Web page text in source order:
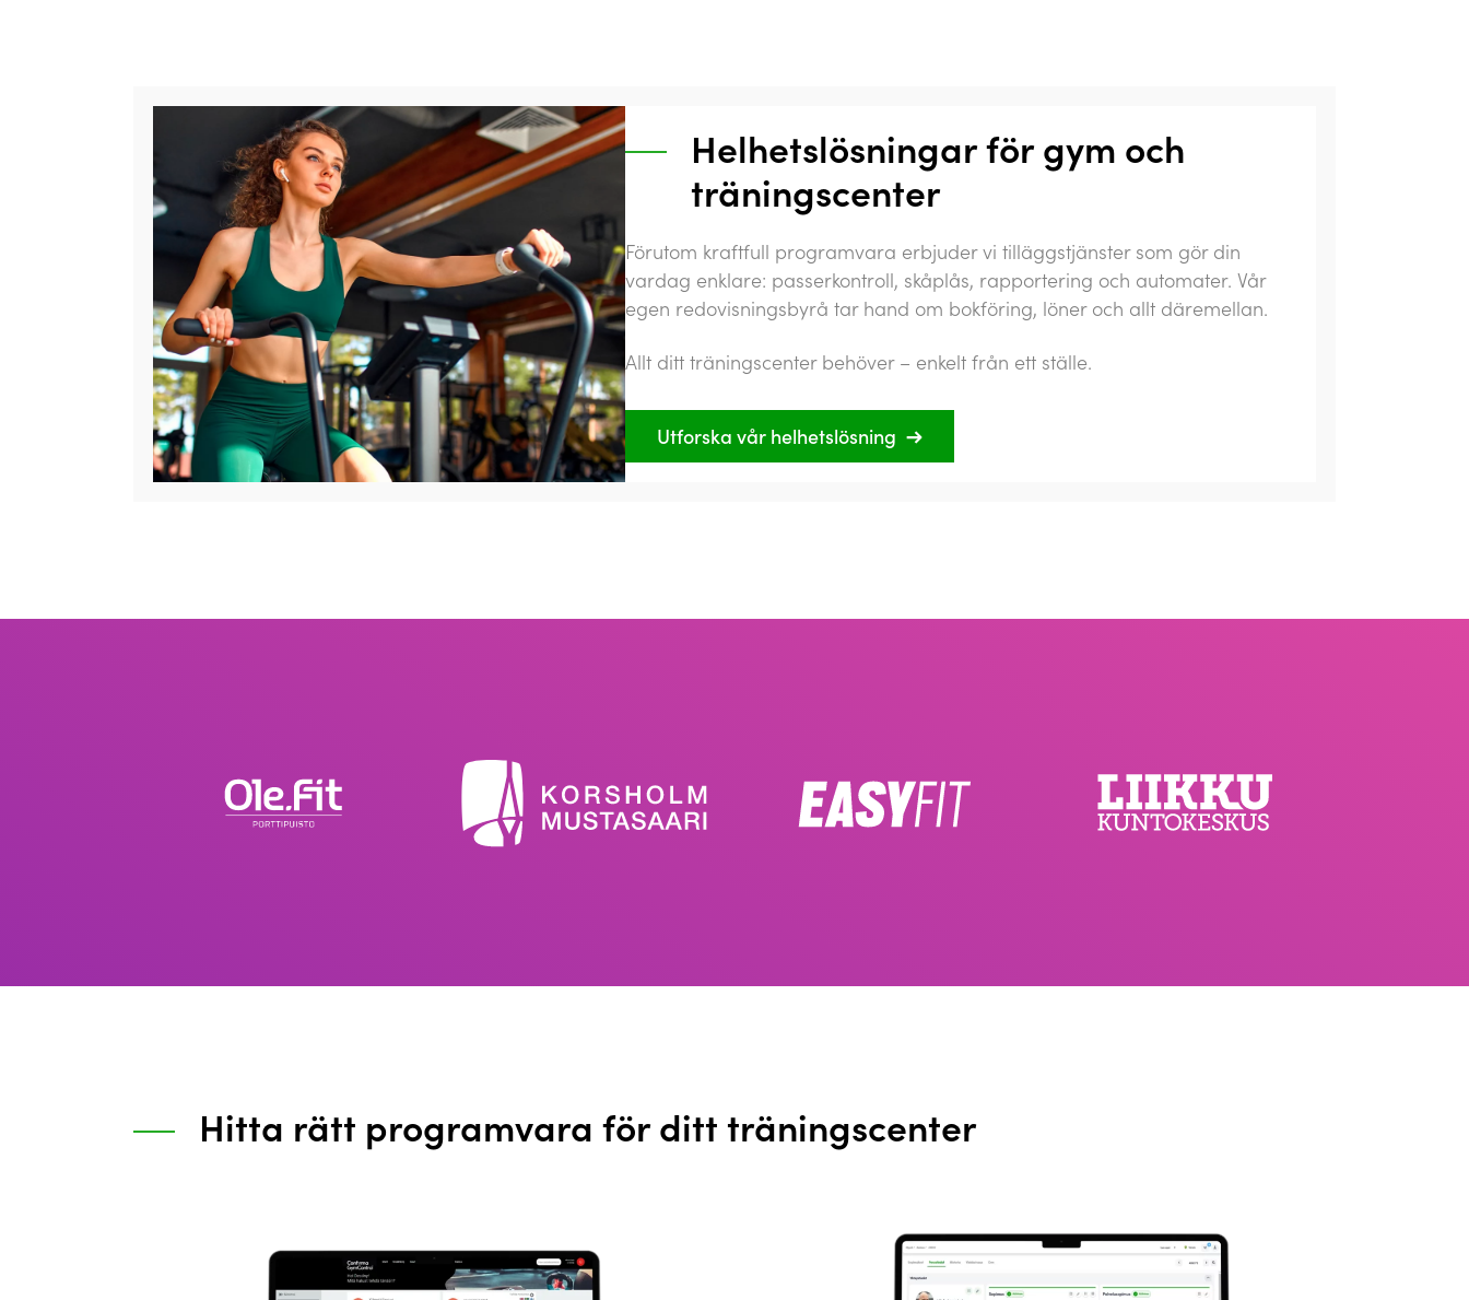
Helhetslösningar för gym och
träningscenter
Förutom kraftfull programvara erbjuder vi tilläggstjänster som gör din
vardag enklare: passerkontroll, skåplås, rapportering och automater. Vår
egen redovisningsbyrå tar hand om bokföring, löner och allt däremellan.
Allt ditt träningscenter behöver – enkelt från ett ställe.
Utforska vår helhetslösning
Hitta rätt programvara för ditt träningscenter